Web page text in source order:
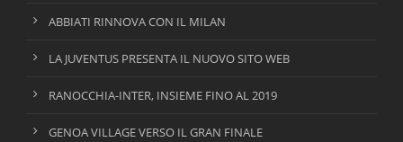
ABBIATI RINNOVA CON IL MILAN
LA JUVENTUS PRESENTA IL NUOVO SITO WEB
RANOCCHIA-INTER, INSIEME FINO AL 2019
GENOA VILLAGE VERSO IL GRAN FINALE